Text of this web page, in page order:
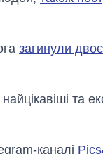
загинули
та
каналі